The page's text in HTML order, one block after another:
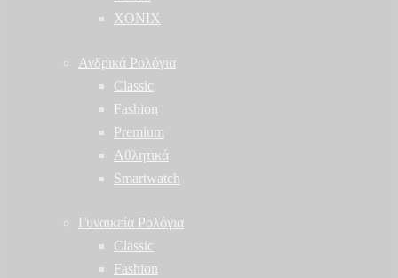
XONIX
Ανδρικά Ρολόγια
Classic
Fashion
Premium
Αθλητικά
Smartwatch
Γυναικεία Ρολόγια
Classic
Fashion